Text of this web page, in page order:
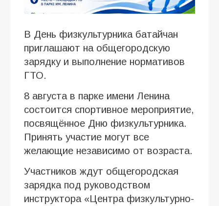
В День физкультурника батайчан
приглашают на общегородскую
зарядку и выполнение нормативов
ГТО.
8 августа в парке имени Ленина
состоится спортивное мероприятие,
посвящённое Дню физкультурника.
Принять участие могут все
желающие независимо от возраста.
Участников ждут общегородская
зарядка под руководством
инструктора «Центра физкультурно-